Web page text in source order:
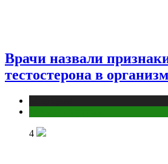
Врачи назвали
тестостерона в
4